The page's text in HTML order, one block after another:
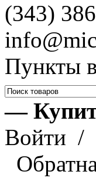
(343)
Пункты
—
Войти /